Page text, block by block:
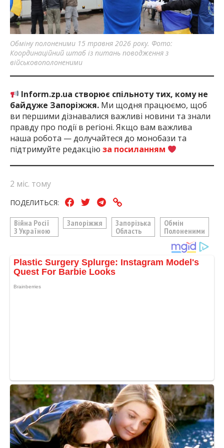
Обміну полоненими 15 травня 2026 року. Фото:
Координаційний штаб із питань поводження з
військовополоненими
Inform.zp.ua створює спільноту тих, кому не
байдуже Запоріжжя. Ми щодня працюємо, щоб
ви першими дізнавалися важливі новини та знали
правду про події в регіоні. Якщо вам важлива
наша робота — долучайтеся до монобази та
підтримуйте редакцію за посиланням
2 міс. тому
ПОДЕЛИТЬСЯ:
Війна Росії
З Україною
Запоріжжя
Запорізька
Область
Обмін
Полоненими